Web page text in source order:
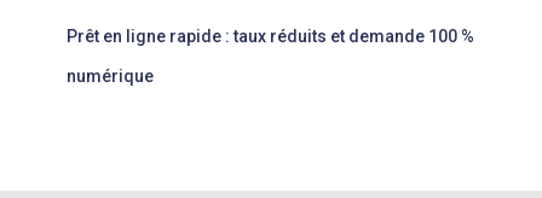
Prêt en ligne rapide : taux réduits et demande 100 %
numérique